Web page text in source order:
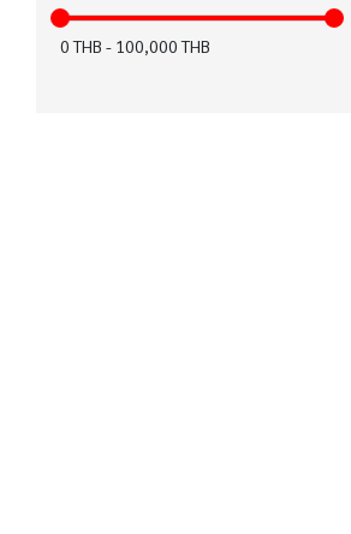
สำหรับคนถนัดมือซ้าย (8)
0THB - 100,000THB